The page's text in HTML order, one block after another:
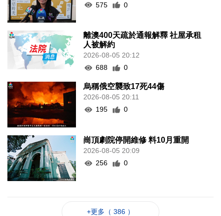
575
0
離澳400天疏於通報解釋 社屋承租
人被解約
2026-08-05 20:12
688
0
烏稱俄空襲致17死44傷
2026-08-05 20:11
195
0
崗頂劇院停開維修 料10月重開
2026-08-05 20:09
256
0
+更多（ 386 ）